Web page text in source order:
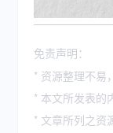
免责声明：
* 资源整理不易
* 本文所发表的
* 文章所列之资